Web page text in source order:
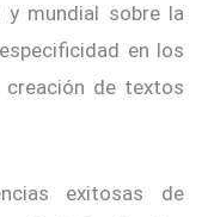
y mundial sobre la
en los
de textos
exitosas de